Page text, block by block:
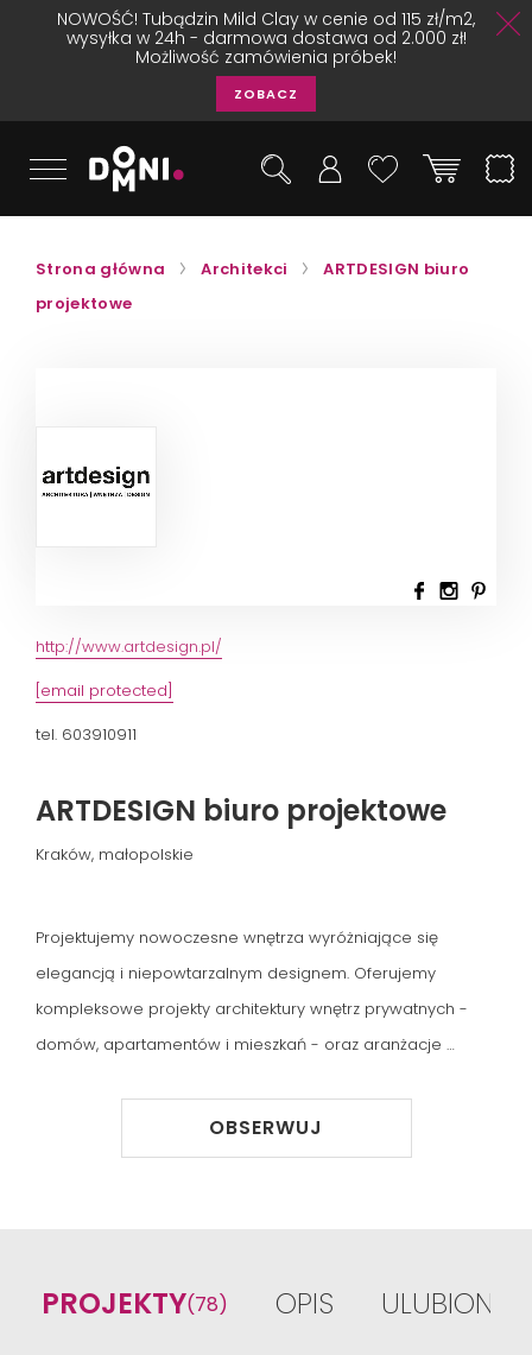
NOWOŚĆ! Tubądzin Mild Clay w cenie od 115 zł/m2,
wysyłka w 24h - darmowa dostawa od 2.000 zł!
Możliwość zamówienia próbek!
ZOBACZ
Strona główna Architekci
ARTDESIGN biuro
projektowe
http://www.artdesign.pl/
[email protected]
tel. 603910911
ARTDESIGN biuro projektowe
Kraków, małopolskie
Projektujemy nowoczesne wnętrza wyróżniające się
elegancją i niepowtarzalnym designem. Oferujemy
kompleksowe projekty architektury wnętrz prywatnych -
domów, apartamentów i mieszkań - oraz aranżacje
Zespół biura projektowego...
OBSERWUJ
PROJEKTY(78) OPIS ULUBIONE